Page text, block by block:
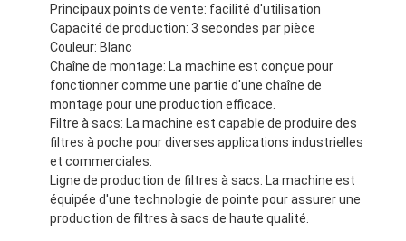
À la maison
Produits
Vidéos
Principaux points de vente: facilité d'utilisation
Capacité de production: 3 secondes par pièce
Couleur: Blanc
Chaîne de montage: La machine est conçue pour
fonctionner comme une partie d'une chaîne de
montage pour une production efficace.
Filtre à sacs: La machine est capable de produire des
filtres à poche pour diverses applications industrielles
et commerciales.
Ligne de production de filtres à sacs: La machine est
équipée d'une technologie de pointe pour assurer une
production de filtres à sacs de haute qualité.